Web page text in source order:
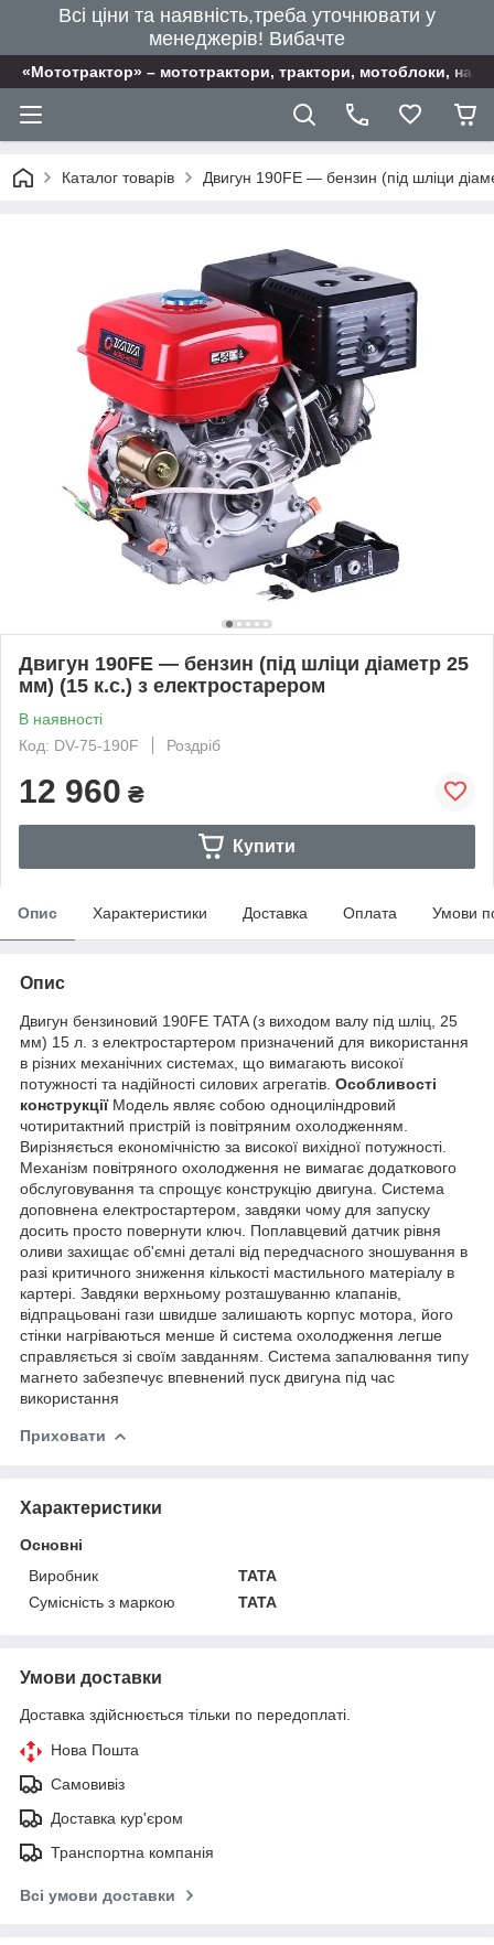
Всі ціни та наявність,треба уточнювати у
менеджерів! Вибачте
«Мототрактор» – мототрактори, трактори, мотоблоки,
Каталог товарів Двигун 190FE — бензин (під шліци
Двигун 190FE — бензин (під шліци діаметр 25
мм) (15 к.с.) з електростарером
В наявності
Код: DV-75-190F
Роздріб
12 960 ₴
Купити
Опис Характеристики Доставка Оплата Умови
Опис
Двигун бензиновий 190FE TATA (з виходом валу під шліц, 25
мм) 15 л. з електростартером призначений для використання
в різних механічних системах, що вимагають високої
потужності та надійності силових агрегатів. Особливості
конструкціїМодель являє собою одноциліндровий
чотиритактний пристрій із повітряним охолодженням.
Вирізняється економічністю за високої вихідної потужності.
Механізм повітряного охолодження не вимагає додаткового
обслуговування та спрощує конструкцію двигуна. Система
доповнена електростартером, завдяки чому для запуску
досить просто повернути ключ. Поплавцевий датчик рівня
оливи захищає об'ємні деталі від передчасного зношування в
разі критичного зниження кількості мастильного матеріалу в
картері. Завдяки верхньому розташуванню клапанів,
відпрацьовані гази швидше залишають корпус мотора, його
стінки нагріваються менше й система охолодження легше
справляється зі своїм завданням. Система запалювання типу
магнето забезпечує впевнений пуск двигуна під час
використання
Приховати
Характеристики
Основні
Виробник
TATA
Сумісність з маркою
TATA
Умови доставки
Доставка здійснюється тільки по передоплаті.
Нова Пошта
Самовивіз
Доставка кур'єром
Транспортна компанія
Всі умови доставки